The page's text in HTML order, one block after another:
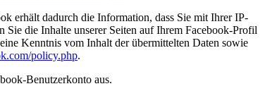
erhält dadurch die Information, dass Sie mit Ihrer IP-
die Inhalte unserer Seiten auf Ihrem Facebook-Profil
Kenntnis vom Inhalt der übermittelten Daten sowie
policy.php.
Benutzerkonto aus.